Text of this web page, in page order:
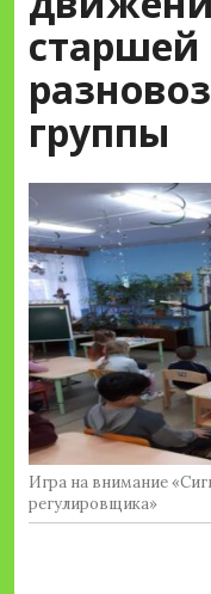
старшей
группы
Игра на внимание
регулировщика»